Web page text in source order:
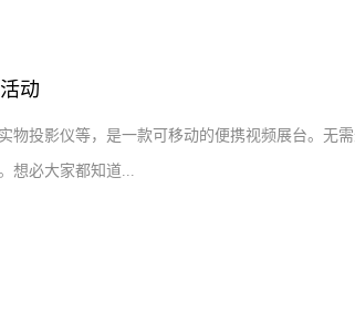
动
物投影仪等，是一款可移动的便携视频展台。无
想必大家都知道...